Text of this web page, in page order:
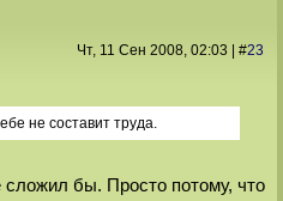
Чт, 11 Сен 2008, 02:03 #23
не составит труда.
бы. Просто потому, что